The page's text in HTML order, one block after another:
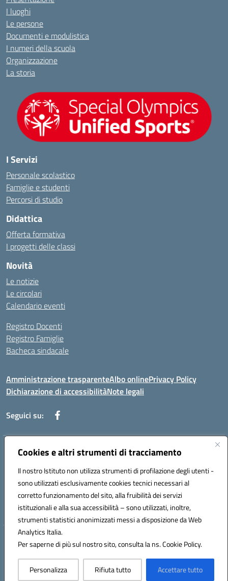
Cookies e altri strumenti di tracciamento
Il nostro Istituto non utilizza strumenti di profilazione degli utenti -
sono utilizzati esclusivamente cookies tecnici necessari al
corretto funzionamento del sito, alla fruibilità dei servizi
istituzionali e alla sua accessibilità – sono utilizzati, inoltre,
strumenti statistici anonimizzati messi a disposizione da Web
Analytics Italia.
Per saperne di più sul nostro sito, consulta la ns. Cookie Policy.
Personalizza Rifiuta tutto Accettare tutto
I luoghi
Le persone
Documenti e modulistica
I numeri della scuola
Organizzazione
La storia
I Servizi
Personale scolastico
Famiglie e studenti
Percorsi di studio
Didattica
Offerta formativa
I progetti delle classi
Novità
Le notizie
Le circolari
Calendario eventi
Registro Docenti
Registro Famiglie
Bacheca sindacale
Amministrazione trasparenteAlbo onlinePrivacy Policy
Dichiarazione di accessibilitàNote legali
Seguici su:
Indirizzo:Via di Valle Zampea 2, 00036 Palestrina
Posta elettronica certificata (PEC):rmic8dr00r@pec.istruzione.it
Codice fiscale: 93021380584
Codice meccanografico: RMIC8DR00R
Hosting & Powered by 3D Solution S.r.l.
Concept & Design by Designers Italia